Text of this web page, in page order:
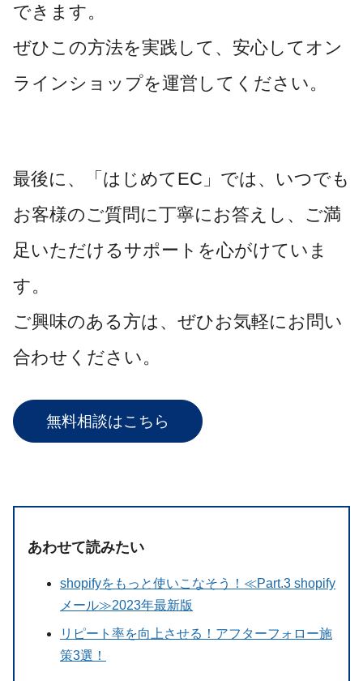
できます。
ぜひこの方法を実践して、安心してオン
ラインショップを運営してください。
最後に、「はじめてEC」では、いつでも
お客様のご質問に丁寧にお答えし、ご満
足いただけるサポートを心がけていま
す。
ご興味のある方は、ぜひお気軽にお問い
合わせください。
無料相談はこちら
あわせて読みたい
shopifyをもっと使いこなそう！≪Part.3 shopify
メール≫2023年最新版
リピート率を向上させる！アフターフォロー施
策3選！